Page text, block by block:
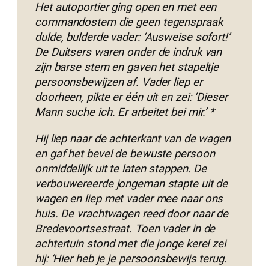
Het autoportier ging open en met een
commandostem die geen tegenspraak
dulde, bulderde vader: ‘Ausweise sofort!’
De Duitsers waren onder de indruk van
zijn barse stem en gaven het stapeltje
persoonsbewijzen af. Vader liep er
doorheen, pikte er één uit en zei: ‘Dieser
Mann suche ich. Er arbeitet bei mir.’ *
Hij liep naar de achterkant van de wagen
en gaf het bevel de bewuste persoon
onmiddellijk uit te laten stappen. De
verbouwereerde jongeman stapte uit de
wagen en liep met vader mee naar ons
huis. De vrachtwagen reed door naar de
Bredevoortsestraat. Toen vader in de
achtertuin stond met die jonge kerel zei
hij: ‘Hier heb je je persoonsbewijs terug.